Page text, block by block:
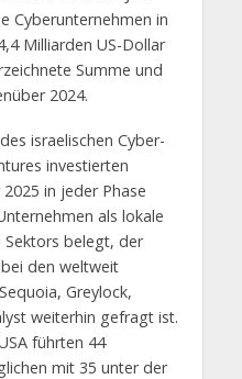
Cyberunternehmen in
Milliarden US-Dollar
Summe und
2024.
israelischen Cyber-
investierten
in jeder Phase
als lokale
Sektors belegt, der
den weltweit
Greylock,
weiterhin gefragt ist.
führten 44
mit 35 unter der